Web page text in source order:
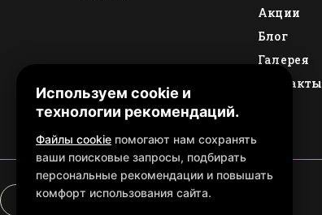
Акции
Блог
Галерея
Контакты
Используем cookie и
технологии рекомендаций.
Файлы cookie помогают нам сохранять
ваши поисковые запросы, подбирать
персональные рекомендации и повышать
комфорт использования сайта.